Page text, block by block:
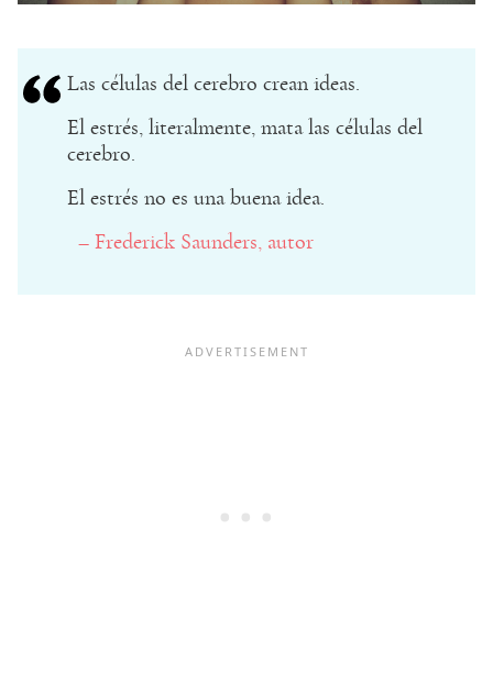
Las células del cerebro crean ideas.
El estrés, literalmente, mata las células del
cerebro.
El estrés no es una buena idea.
– Frederick Saunders, autor